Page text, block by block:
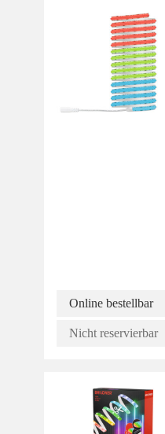
Online bestellbar
Nicht reservierbar